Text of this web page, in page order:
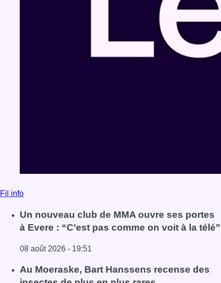
Fil info
Un nouveau club de MMA ouvre ses portes
à Evere : “C’est pas comme on voit à la télé”
08 août 2026 - 19:51
Lire l'article Un nouveau club de MMA ouvre ses portes à
Au Moeraske, Bart Hanssens recense des